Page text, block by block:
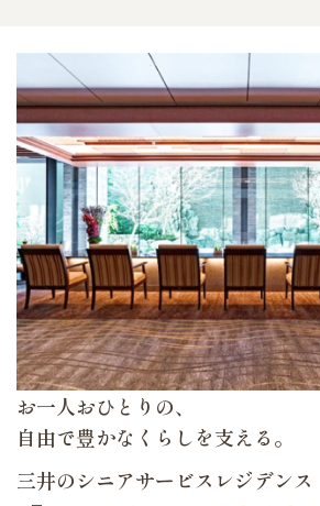
お一人おひとりの、
自由で豊かなくらしを支える。
三井のシニアサービスレジデンス